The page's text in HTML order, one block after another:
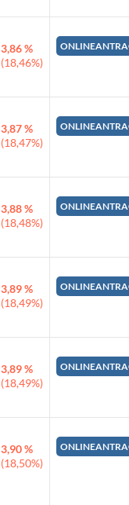
3,86 %
(18,46%)
3,87 %
(18,47%)
3,88 %
(18,48%)
3,89 %
(18,49%)
3,89 %
(18,49%)
3,90 %
(18,50%)